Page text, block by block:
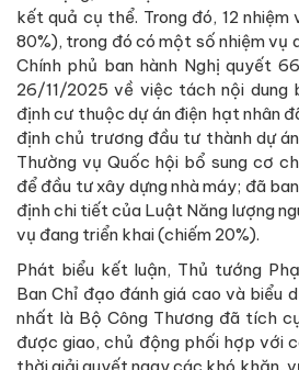
kết quả cụ thể. Trong đó, 12
80%), trong đó có một số nhiệm vụ
Chính phủ ban hành Nghị quyết
26/11/2025 về việc tách nội
định cư thuộc dự án điện hạt nhân
định chủ trương đầu tư thành dự
Thường vụ Quốc hội bổ sung cơ
để đầu tư xây dựng nhà máy; đã
định chi tiết của Luật Năng lượng
vụ đang triển khai (chiếm 20%).
Phát biểu kết luận, Thủ tướng
Ban Chỉ đạo đánh giá cao và biểu
nhất là Bộ Công Thương đã tích
được giao, chủ động phối hợp với